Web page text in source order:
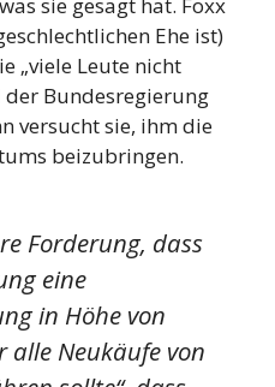
Ehe ist)
„viele Leute nicht
der Bundesregierung
versucht sie, ihm die
beizubringen.
Forderung, dass
eine
in Höhe von
alle Neukäufe von